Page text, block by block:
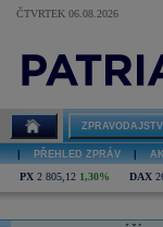
ČTVRTEK 06.08.2026
ZPRAVODAJSTVÍ
PŘEHLED ZPRÁV
PX 2 805,12 1,30% DAX